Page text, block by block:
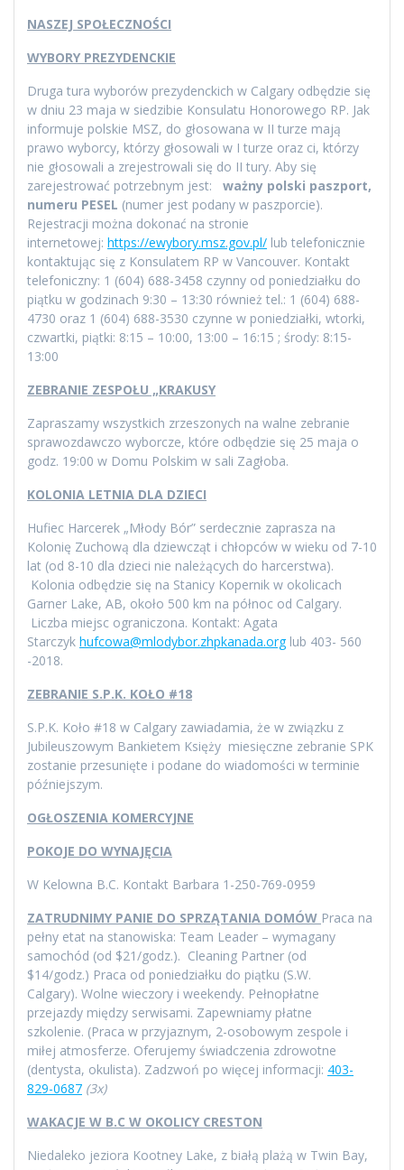
NASZEJ SPOŁECZNOŚCI
WYBORY PREZYDENCKIE
Druga tura wyborów prezydenckich w Calgary odbędzie się
w dniu 23 maja w siedzibie Konsulatu Honorowego RP. Jak
informuje polskie MSZ, do głosowana w II turze mają
prawo wyborcy, którzy głosowali w I turze oraz ci, którzy
nie głosowali a zrejestrowali się do II tury. Aby się
zarejestrować potrzebnym jest: ważny polski paszport,
numeru PESEL (numer jest podany w paszporcie).
Rejestracji można dokonać na stronie
internetowej: https://ewybory.msz.gov.pl/ lub telefonicznie
kontaktując się z Konsulatem RP w Vancouver. Kontakt
telefoniczny: 1 (604) 688-3458 czynny od poniedziałku do
piątku w godzinach 9:30 – 13:30 również tel.: 1 (604) 688-
4730 oraz 1 (604) 688-3530 czynne w poniedziałki, wtorki,
czwartki, piątki: 8:15 – 10:00, 13:00 – 16:15 ; środy: 8:15-
13:00
ZEBRANIE ZESPOŁU „KRAKUSY
Zapraszamy wszystkich zrzeszonych na walne zebranie
sprawozdawczo wyborcze, które odbędzie się 25 maja o
godz. 19:00 w Domu Polskim w sali Zagłoba.
KOLONIA LETNIA DLA DZIECI
Hufiec Harcerek „Młody Bór” serdecznie zaprasza na
Kolonię Zuchową dla dziewcząt i chłopców w wieku od 7-10
lat (od 8-10 dla dzieci nie należących do harcerstwa).
Kolonia odbędzie się na Stanicy Kopernik w okolicach
Garner Lake, AB, około 500 km na północ od Calgary.
Liczba miejsc ograniczona. Kontakt: Agata
Starczyk hufcowa@mlodybor.zhpkanada.orglub 403- 560
-2018.
ZEBRANIE S.P.K. KOŁO #18
S.P.K. Koło #18 w Calgary zawiadamia, że w związku z
Jubileuszowym Bankietem Księży miesięczne zebranie SPK
zostanie przesunięte i podane do wiadomości w terminie
późniejszym.
OGŁOSZENIA KOMERCYJNE
POKOJE DO WYNAJĘCIA
W Kelowna B.C. Kontakt Barbara 1-250-769-0959
ZATRUDNIMY PANIE DO SPRZĄTANIA DOMÓW Praca na
pełny etat na stanowiska: Team Leader – wymagany
samochód (od $21/godz.). Cleaning Partner (od
$14/godz.) Praca od poniedziałku do piątku (S.W.
Calgary). Wolne wieczory i weekendy. Pełnopłatne
przejazdy między serwisami. Zapewniamy płatne
szkolenie. (Praca w przyjaznym, 2-osobowym zespole i
miłej atmosferze. Oferujemy świadczenia zdrowotne
(dentysta, okulista). Zadzwoń po więcej informacji: 403-
829-0687 (3x)
WAKACJE W B.C W OKOLICY CRESTON
Niedaleko jeziora Kootney Lake, z białą plażą w Twin Bay,